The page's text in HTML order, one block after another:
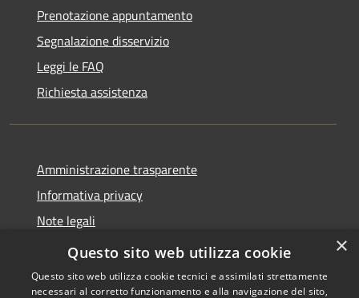
Prenotazione appuntamento
Segnalazione disservizio
Leggi le FAQ
Richiesta assistenza
Amministrazione trasparente
Informativa privacy
Note legali
Dichiarazione di accessibilità
×
Questo sito web utilizza cookie
Questo sito web utilizza cookie tecnici e assimilati strettamente
necessari al corretto funzionamento e alla navigazione del sito,